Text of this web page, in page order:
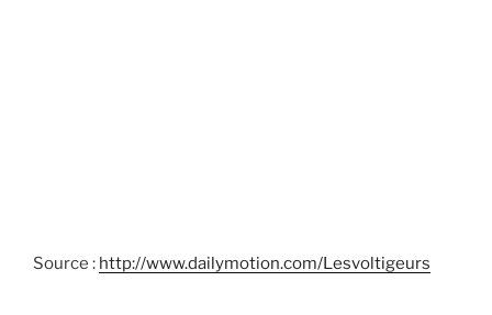
Source : http://www.dailymotion.com/Lesvoltigeurs